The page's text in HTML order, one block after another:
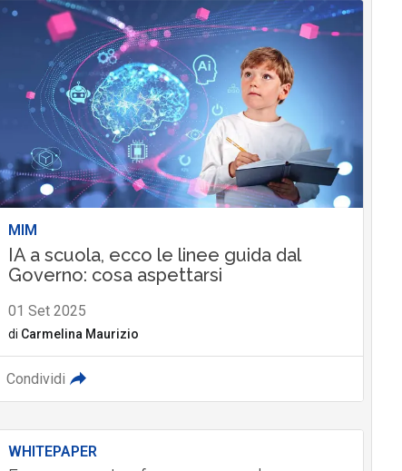
MIM
IA a scuola, ecco le linee guida dal
Governo: cosa aspettarsi
01 Set 2025
di Carmelina Maurizio
Condividi
WHITEPAPER